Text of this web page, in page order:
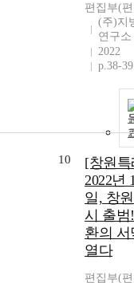
편집부(
(주)지
연구소
2022
p.38-39
10
[창원
2022년
일, 창
시 출범
환의 서
열다
편집부(